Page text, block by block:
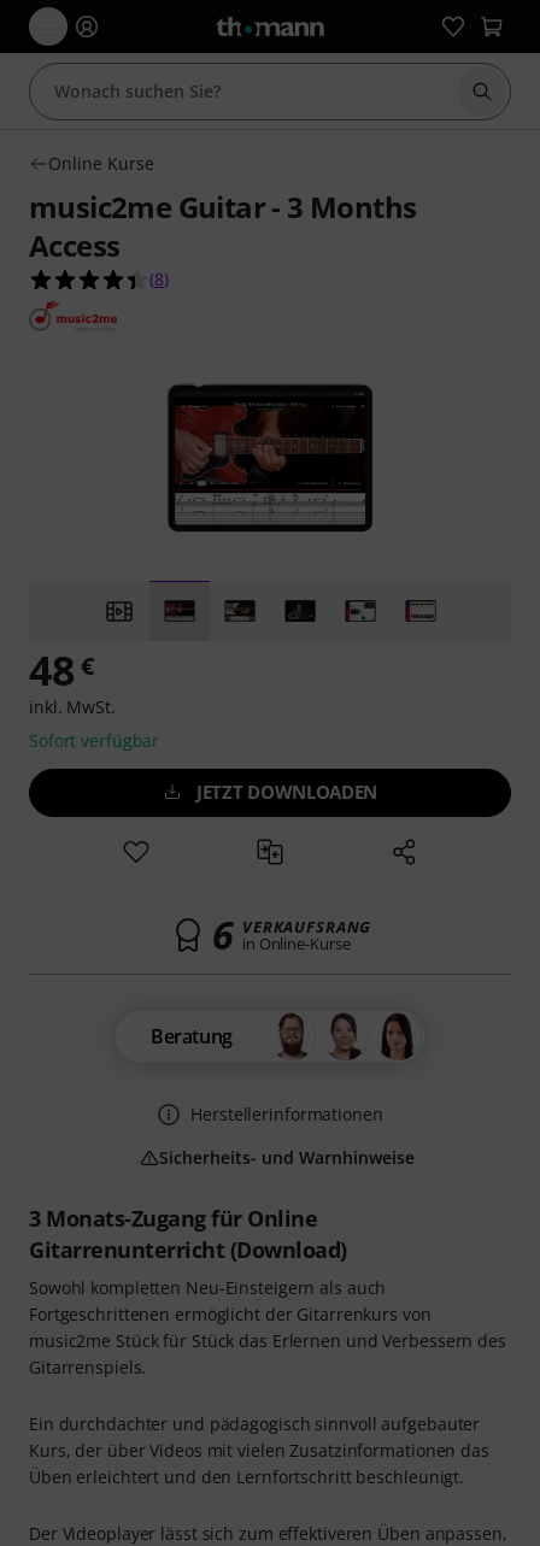
Suche
Online Kurse
music2me Guitar - 3 Months
Access
4.4 von 5 Sternen aus 8 Kundenbewertungen
(8)
3 Monats-Zugang für Online
Gitarrenunterricht (Download)
Sowohl kompletten Neu-Einsteigern als auch
Fortgeschrittenen ermöglicht der Gitarrenkurs von
music2me Stück für Stück das Erlernen und Verbessern des
Gitarrenspiels.
Ein durchdachter und pädagogisch sinnvoll aufgebauter
Kurs, der über Videos mit vielen Zusatzinformationen das
Üben erleichtert und den Lernfortschritt beschleunigt.
Der Videoplayer lässt sich zum effektiveren Üben anpassen,
48 €
inkl. MwSt.
Sofort verfügbar
JETZT DOWNLOADEN
6 VERKAUFSRANG
in Online-Kurse
Beratung
Herstellerinformationen
Sicherheits- und Warnhinweise